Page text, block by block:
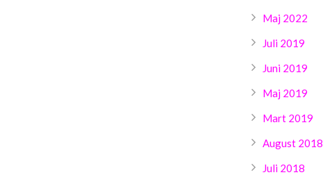
Maj 2022
Juli 2019
Juni 2019
Maj 2019
Mart 2019
August 2018
Juli 2018